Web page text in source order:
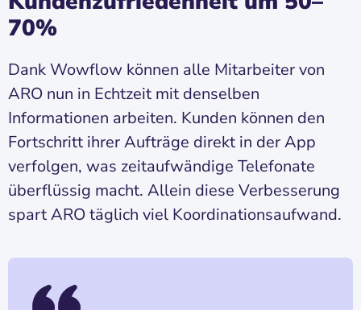
70%
Dank Wowflow können alle Mitarbeiter von
ARO nun in Echtzeit mit denselben
Informationen arbeiten. Kunden können den
Fortschritt ihrer Aufträge direkt in der App
verfolgen, was zeitaufwändige Telefonate
überflüssig macht. Allein diese Verbesserung
spart ARO täglich viel Koordinationsaufwand.